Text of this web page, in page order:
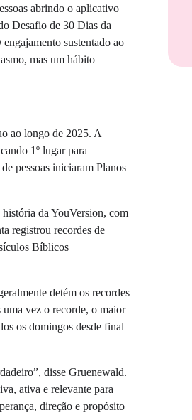
abrindo o aplicativo
Desafio de 30 Dias da
sustentado ao
mas um hábito
ao longo de 2025. A
1º lugar para
pessoas iniciaram Planos
da YouVersion, com
registrou recordes de
Bíblicos
detém os recordes
uma vez o recorde, o maior
os domingos desde final
disse Gruenewald.
ativa e relevante para
direção e propósito